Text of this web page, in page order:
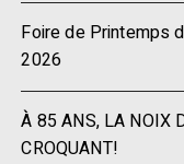
Foire de Printemps
2026
À 85 ANS, LA NOIX
CROQUANT!